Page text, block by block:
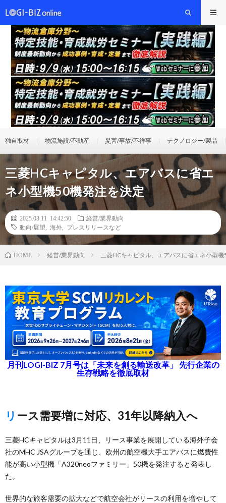
独自取材 物流施設/不動産 災害/事故/不祥事 テクノロジー/製品
三菱HCキャピタル、エアバスに省エ
ネ小型機50機発注を決定
2025.03.11 14:42:50
経営/業界動向
動向/展望
海外 プレスリリースなど
HOME 経営/業界動向 三菱HCキャピタル、エアバスに省エネ小型
月刊LOGI-BIZ 7月号は「未来を創る輸送改革」 先行企業の
生存戦略を徹底取材
リース需要増に対応、31年以降納入へ
三菱HCキャピタルは3月11日、リース事業を展開している海外子会
社のMHC JSAグループを通じ、欧州の航空機大手エアバスに燃費性
能が高い小型機「A320neoファミリー」50機を発注すると発表し
た。
世界的な旅客需要の拡大などで航空会社がリースの利用を増やして